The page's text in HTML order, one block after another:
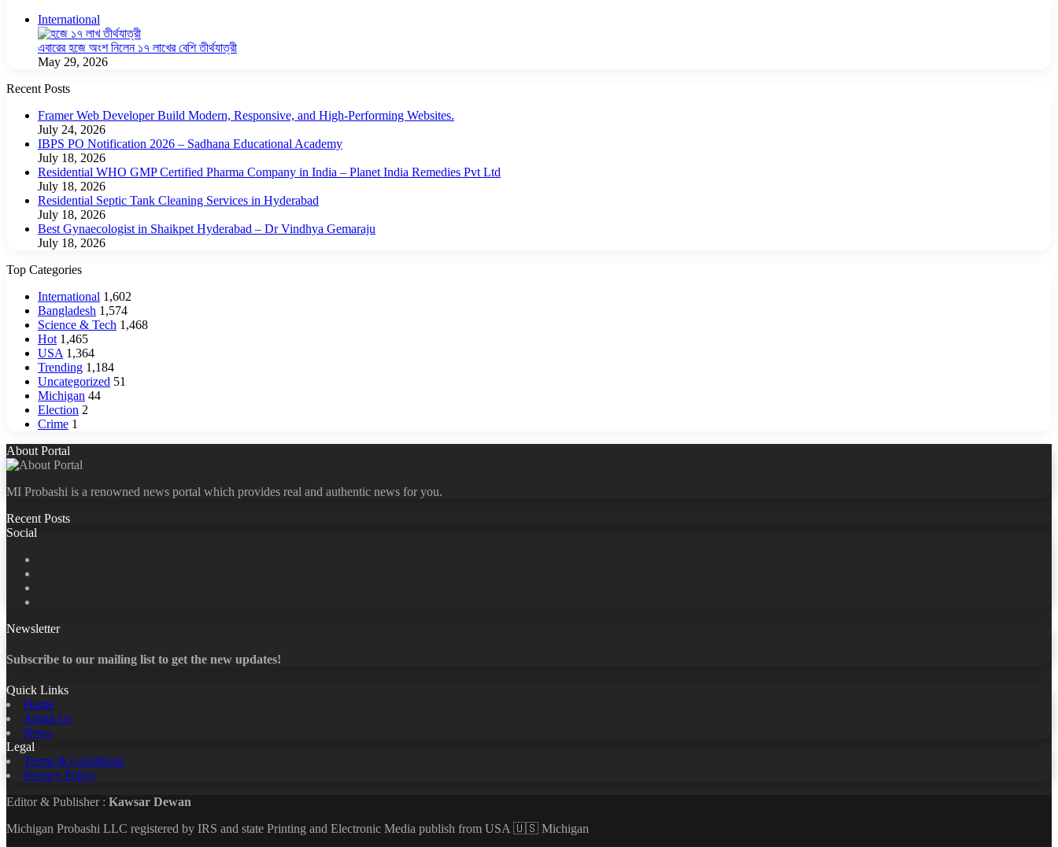
International
এবারের হজে অংশ নিলেন ১৭ লাখের বেশি তীর্থযাত্রী
May 29, 2026
Recent Posts
Framer Web Developer Build Modern, Responsive, and High-Performing Websites.
July 24, 2026
IBPS PO Notification 2026 – Sadhana Educational Academy
July 18, 2026
Residential WHO GMP Certified Pharma Company in India – Planet India Remedies Pvt Ltd
July 18, 2026
Residential Septic Tank Cleaning Services in Hyderabad
July 18, 2026
Best Gynaecologist in Shaikpet Hyderabad – Dr Vindhya Gemaraju
July 18, 2026
Top Categories
International 1,602
Bangladesh 1,574
Science & Tech 1,468
Hot 1,465
USA 1,364
Trending 1,184
Uncategorized 51
Michigan 44
Election 2
Crime 1
About Portal
MI Probashi is a renowned news portal which provides real and authentic news for you.
Recent Posts
Social
Newsletter
Subscribe to our mailing list to get the new updates!
Quick Links
Home
About Us
News
Legal
Terms & Conditions
Privacy Policy
Editor & Publisher : Kawsar Dewan
Michigan Probashi LLC registered by IRS and state Printing and Electronic Media publish from USA 🇺🇸 Michigan